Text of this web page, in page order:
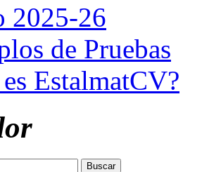
2025-26
de Pruebas
EstalmatCV?